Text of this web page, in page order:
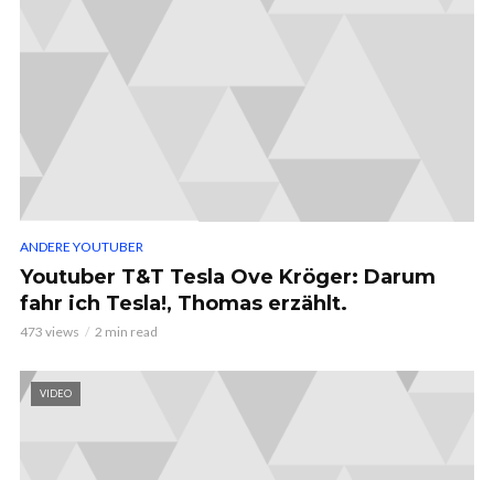
ANDERE YOUTUBER
Youtuber T&T Tesla Ove Kröger: Darum
fahr ich Tesla!, Thomas erzählt.
473 views 2 min read
VIDEO